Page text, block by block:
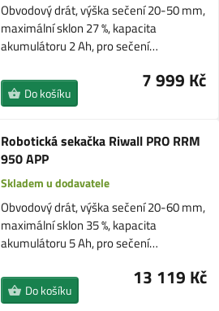
Obvodový drát, výška sečení 20-50 mm,
maximální sklon 27 %, kapacita
akumulátoru 2 Ah, pro sečení…
7 999 Kč
Do košíku
Robotická sekačka Riwall PRO RRM
950 APP
Skladem u dodavatele
Obvodový drát, výška sečení 20-60 mm,
maximální sklon 35 %, kapacita
akumulátoru 5 Ah, pro sečení…
13 119 Kč
Do košíku